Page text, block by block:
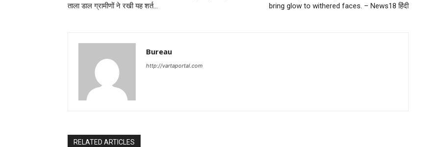
ताला डाल ग्रामीणों ने रखी यह शर्त…
bring glow to withered faces. – News18 हिंदी
Bureau
http://vartaportal.com
RELATED ARTICLES